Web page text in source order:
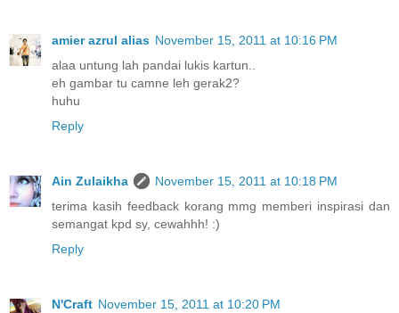
amier azrul alias November 15, 2011 at 10:16 PM
alaa untung lah pandai lukis kartun..
eh gambar tu camne leh gerak2?
huhu
Reply
Ain Zulaikha
November 15, 2011 at 10:18 PM
terima kasih feedback korang mmg memberi inspirasi dan
semangat kpd sy, cewahhh! :)
Reply
N'Craft November 15, 2011 at 10:20 PM